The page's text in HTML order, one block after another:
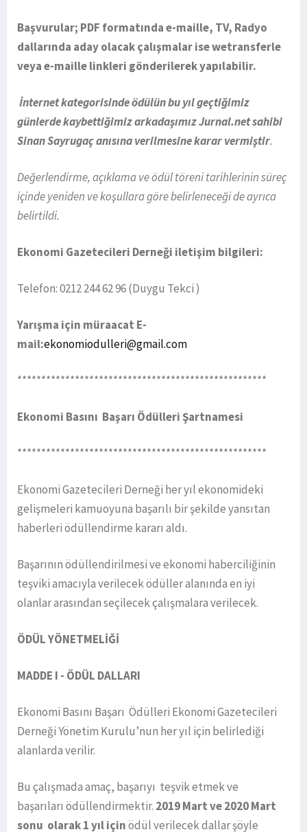
Başvurular; PDF formatında e-maille, TV, Radyo
dallarında aday olacak çalışmalar ise wetransferle
veya e-maille linkleri gönderilerek yapılabilir.
İnternet kategorisinde ödülün bu yıl geçtiğimiz
günlerde kaybettiğimiz arkadaşımız Jurnal.net sahibi
Sinan Sayrugaç anısına verilmesine karar vermiştir.
Değerlendirme, açıklama ve ödül töreni tarihlerinin süreç
içinde yeniden ve koşullara göre belirleneceği de ayrıca
belirtildi.
Ekonomi Gazetecileri Derneği iletişim bilgileri:
Telefon: 0212 244 62 96 (Duygu Tekci )
Yarışma için müraacat E-
mail:ekonomiodulleri@gmail.com
****************************************************
Ekonomi Basını Başarı Ödülleri Şartnamesi
****************************************************
Ekonomi Gazetecileri Derneği her yıl ekonomideki
gelişmeleri kamuoyuna başarılı bir şekilde yansıtan
haberleri ödüllendirme kararı aldı.
Başarının ödüllendirilmesi ve ekonomi haberciliğinin
teşviki amacıyla verilecek ödüller alanında en iyi
olanlar arasından seçilecek çalışmalara verilecek.
ÖDÜL YÖNETMELİĞİ
MADDE I - ÖDÜL DALLARI
Ekonomi Basını Başarı Ödülleri Ekonomi Gazetecileri
Derneği Yönetim Kurulu’nun her yıl için belirlediği
alanlarda verilir.
Bu çalışmada amaç, başarıyı teşvik etmek ve
başarıları ödüllendirmektir. 2019 Mart ve 2020 Mart
sonu olarak 1 yıl içinödül verilecek dallar şöyle